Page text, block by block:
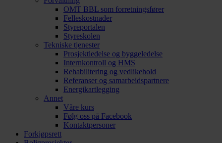
OMT BBL som forretningsfører
Felleskostnader
Styreportalen
Styreskolen
Tekniske tjenester
Prosjektledelse og byggeledelse
Internkontroll og HMS
Rehabilitering og vedlikehold
Referanser og samarbeidspartnere
Energikartlegging
Annet
Våre kurs
Følg oss på Facebook
Kontaktpersoner
Forkjøpsrett